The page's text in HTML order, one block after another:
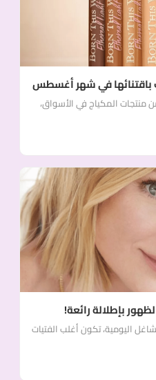
في شهر أغسطس
منتجات المكياج في الأسواق،
بإطلالة رائعة!
اليومية، تكون أغلب الفتيات